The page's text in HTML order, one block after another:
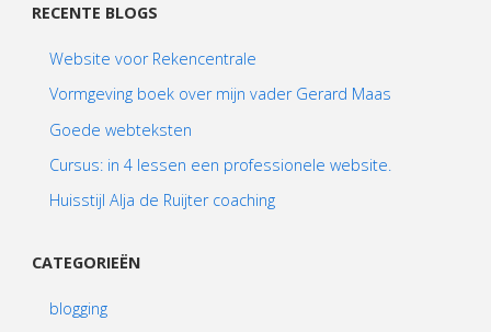
RECENTE BLOGS
Website voor Rekencentrale
Vormgeving boek over mijn vader Gerard Maas
Goede webteksten
Cursus: in 4 lessen een professionele website.
Huisstijl Alja de Ruijter coaching
CATEGORIEËN
blogging